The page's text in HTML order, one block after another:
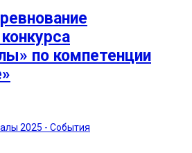
по компетенции
2025 - События